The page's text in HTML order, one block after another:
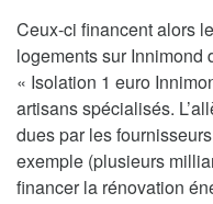
Ceux-ci financent alors
logements sur Innimond
« Isolation 1 euro
artisans spécialisés.
dues par les
exemple (plusieurs
financer la rénovation